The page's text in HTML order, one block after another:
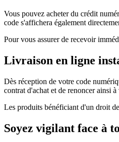
Vous pouvez acheter du crédit
code s'affichera également
Pour vous assurer de recevoir
Livraison en ligne
Dès réception de votre code
contrat d'achat et de renoncer ainsi
Les produits bénéficiant d'un droit
Soyez vigilant face à